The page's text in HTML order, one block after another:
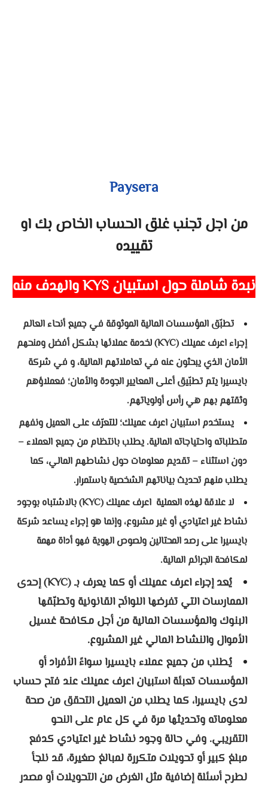
Paysera
من اجل تجنب غلق الحساب الخاص بك او
تقييده
نبدة شاملة حول استبيان KYS والهدف منه
تطبّق المؤسسات المالية الموثوقة في جميع أنحاء العالم
إجراء اعرف عميلك (KYC) لخدمة عملائها بشكل أفضل ومنحهم
الأمان الذي يبحثون عنه في تعاملاتهم المالية، و في شركة
بايسيرا يتم تطبّيق أعلى المعايير الجودة والأمان؛ فعملاؤهم
وثقتهم بهم هي رأس أولوياتهم.
يستخدم استبيان اعرف عميلك؛ للتعرّف على العميل ونفهم
متطلباته واحتياجاته المالية. يطلب بانتظام من جميع العملاء –
دون استثناء – تقديم معلومات حول نشاطهم المالي، كما
يطلب منهم تحديث بياناتهم الشخصية باستمرار.
لا علاقة لهذه العملية اعرف عميلك (KYC) بالاشتباه بوجود
نشاط غير اعتيادي أو غير مشروع، وإنما هو إجراء يساعد شركة
بايسيرا على رصد المحتالين ولصوص الهوية فهو أداة مهمة
لمكافحة الجرائم المالية.
يُعد إجراء اعرف عميلك أو كما يعرف بـ (KYC) إحدى
الممارسات التي تفرضها اللوائح القانونية وتطبّقها
البنوك والمؤسسات المالية من أجل مكافحة غسيل
الأموال والنشاط المالي غير المشروع.
يُطلب من جميع عملاء بايسيرا سواءً الأفراد أو
المؤسسات تعبئة استبيان اعرف عميلك عند فتح حساب
لدى بايسيرا، كما يطلب من العميل التحقق من صحة
معلوماته وتحديثها مرة في كل عام على النحو
التقريبي. وفي حالة وجود نشاط غير اعتيادي كدفع
مبلغ كبير أو تحويلات متكررة لمبالغ صغيرة، قد نلجأ
لطرح أسئلة إضافية مثل الغرض من التحويلات أو مصدر